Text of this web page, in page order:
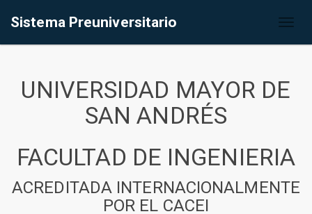
Sistema Preuniversitario
UNIVERSIDAD MAYOR DE
SAN ANDRÉS
FACULTAD DE INGENIERIA
ACREDITADA INTERNACIONALMENTE
POR EL CACEI